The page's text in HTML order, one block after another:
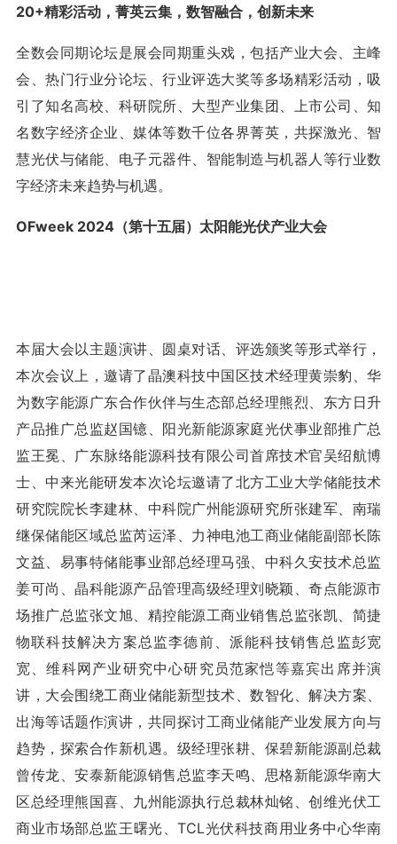
20+精彩活动，菁英云集，数智融合，创新未来
全数会同期论坛是展会同期重头戏，包括产业大会、主峰
会、热门行业分论坛、行业评选大奖等多场精彩活动，吸
引了知名高校、科研院所、大型产业集团、上市公司、知
名数字经济企业、媒体等数千位各界菁英，共探激光、智
慧光伏与储能、电子元器件、智能制造与机器人等行业数
字经济未来趋势与机遇。
OFweek 2024（第十五届）太阳能光伏产业大会
本届大会以主题演讲、圆桌对话、评选颁奖等形式举行，
本次会议上，邀请了晶澳科技中国区技术经理黄崇豹、华
为数字能源广东合作伙伴与生态部总经理熊烈、东方日升
产品推广总监赵国镱、阳光新能源家庭光伏事业部推广总
监王冕、广东脉络能源科技有限公司首席技术官吴绍航博
士、中来光能研发本次论坛邀请了北方工业大学储能技术
研究院院长李建林、中科院广州能源研究所张建军、南瑞
继保储能区域总监芮运泽、力神电池工商业储能副部长陈
文益、易事特储能事业部总经理马强、中科久安技术总监
姜可尚、晶科能源产品管理高级经理刘晓颖、奇点能源市
场推广总监张文旭、精控能源工商业销售总监张凯、简捷
物联科技解决方案总监李德前、派能科技销售总监彭宽
宽、维科网产业研究中心研究员范家恺等嘉宾出席并演
讲，大会围绕工商业储能新型技术、数智化、解决方案、
出海等话题作演讲，共同探讨工商业储能产业发展方向与
趋势，探索合作新机遇。级经理张耕、保碧新能源副总裁
曾传龙、安泰新能源销售总监李天鸣、思格新能源华南大
区总经理熊国喜、九州能源执行总裁林灿铭、创维光伏工
商业市场部总监王曙光、TCL光伏科技商用业务中心华南